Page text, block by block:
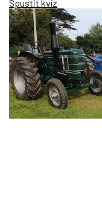
Spustit kvíz